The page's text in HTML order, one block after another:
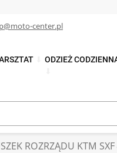
center.pl
ODZIEŻ
ROZRZĄDU KTM